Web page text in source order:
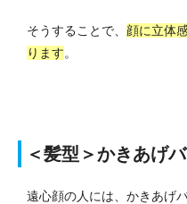
そうすることで、 顔に立体
ります。
＜髪型＞かきあげ
遠心顔の人には、かきあげ